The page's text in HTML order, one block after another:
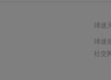
球迷
球迷
社交